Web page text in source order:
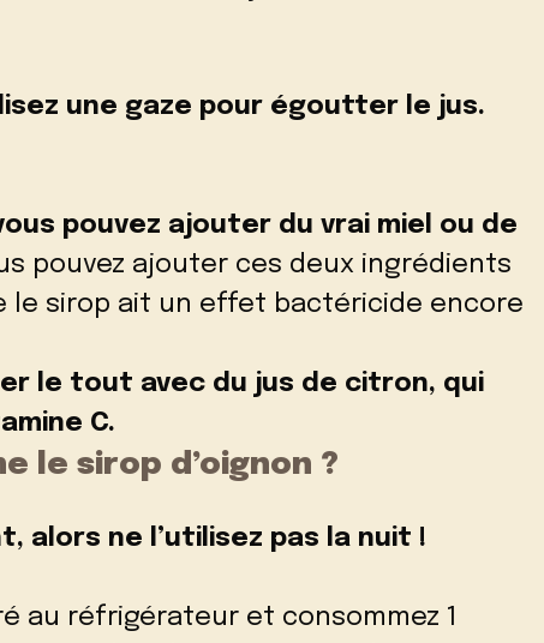
une gaze pour égoutter le jus.
pouvez ajouter du vrai miel ou de
pouvez ajouter ces deux ingrédients
le sirop ait un effet bactéricide encore
le tout avec du jus de citron, qui
C.
le sirop d’oignon ?
alors ne l’utilisez pas la nuit !
au réfrigérateur et consommez 1